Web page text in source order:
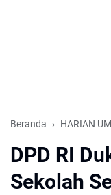
Beranda HARIAN
DPD RI
Sekolah